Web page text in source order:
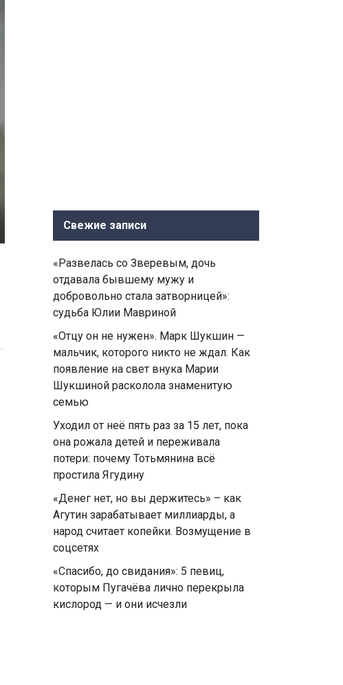
Свежие записи
«Развелась со Зверевым, дочь
отдавала бывшему мужу и
добровольно стала затворницей»:
судьба Юлии Мавриной
«Отцу он не нужен». Марк Шукшин —
мальчик, которого никто не ждал. Как
появление на свет внука Марии
Шукшиной расколола знаменитую
семью
Уходил от неё пять раз за 15 лет, пока
она рожала детей и переживала
потери: почему Тотьмянина всё
простила Ягудину
«Денег нет, но вы держитесь» – как
Агутин зарабатывает миллиарды, а
народ считает копейки. Возмущение в
соцсетях
«Спасибо, до свидания»: 5 певиц,
которым Пугачёва лично перекрыла
кислород — и они исчезли